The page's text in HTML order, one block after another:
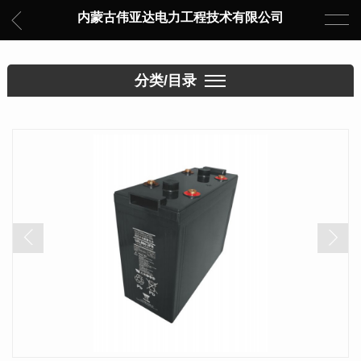
内蒙古伟亚达电力工程技术有限公司
分类/目录